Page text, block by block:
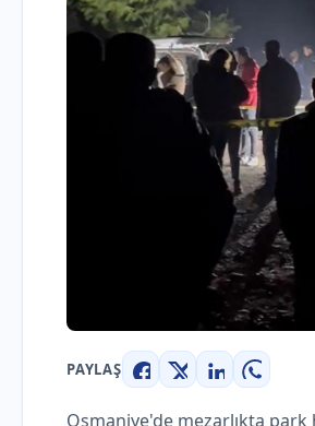
PAYLAŞ
Facebook
X LinkedIn
Osmaniye'de mezarlıkta park